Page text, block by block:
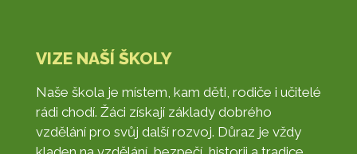
VIZE NAŠÍ ŠKOLY
Naše škola je místem, kam děti, rodiče i učitelé
rádi chodí. Žáci získají základy dobrého
vzdělání pro svůj další rozvoj. Důraz je vždy